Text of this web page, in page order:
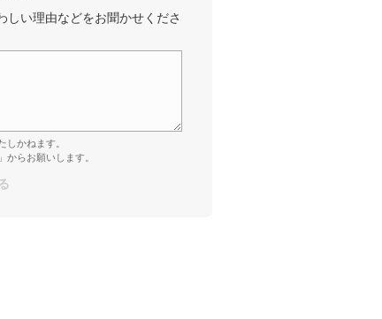
しい理由などをお聞かせくださ
しかねます。
からお願いします。